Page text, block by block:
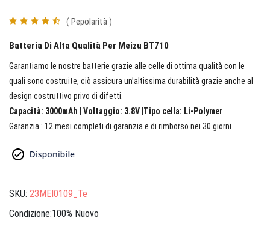
( Pepolarità )
Batteria Di Alta Qualità Per Meizu BT710
Garantiamo le nostre batterie grazie alle celle di ottima qualità con le
quali sono costruite, ciò assicura un’altissima durabilità grazie anche al
design costruttivo privo di difetti.
Capacità: 3000mAh | Voltaggio: 3.8V |Tipo cella: Li-Polymer
Garanzia : 12 mesi completi di garanzia e di rimborso nei 30 giorni
SKU: 23MEI0109_Te
Condizione:100% Nuovo